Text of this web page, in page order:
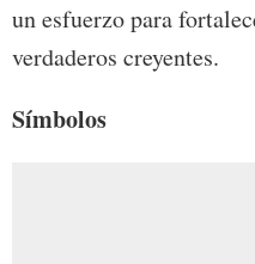
un esfuerzo para
verdaderos creyentes.
Símbolos